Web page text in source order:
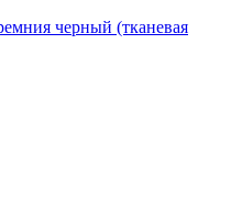
черный (тканевая